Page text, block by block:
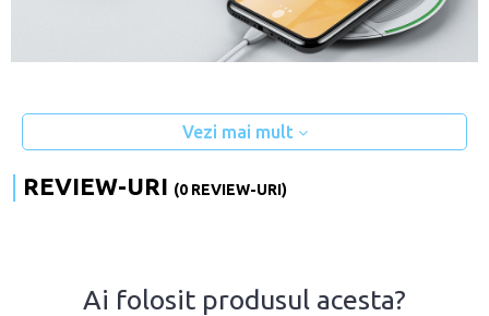
Vezi mai mult
REVIEW-URI (0 REVIEW-URI)
Ai folosit produsul acesta?